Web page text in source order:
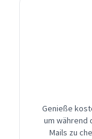
Genieße
um während
Mails zu